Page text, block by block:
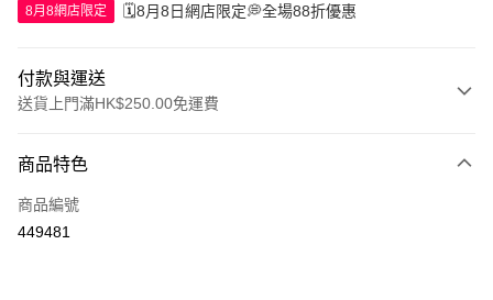
8月8網店限定 🗓️8月8日網店限定💭全場88折優惠
付款與運送
送貨上門滿HK$250.00免運費
信用卡
Apple Pay
商品特色
商品編號
449481